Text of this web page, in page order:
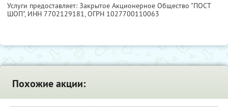
Услуги предоставляет: Закрытое Акционерное Общество "ПОСТ
ШОП", ИНН 7702129181, ОГРН 1027700110063
Похожие акции: